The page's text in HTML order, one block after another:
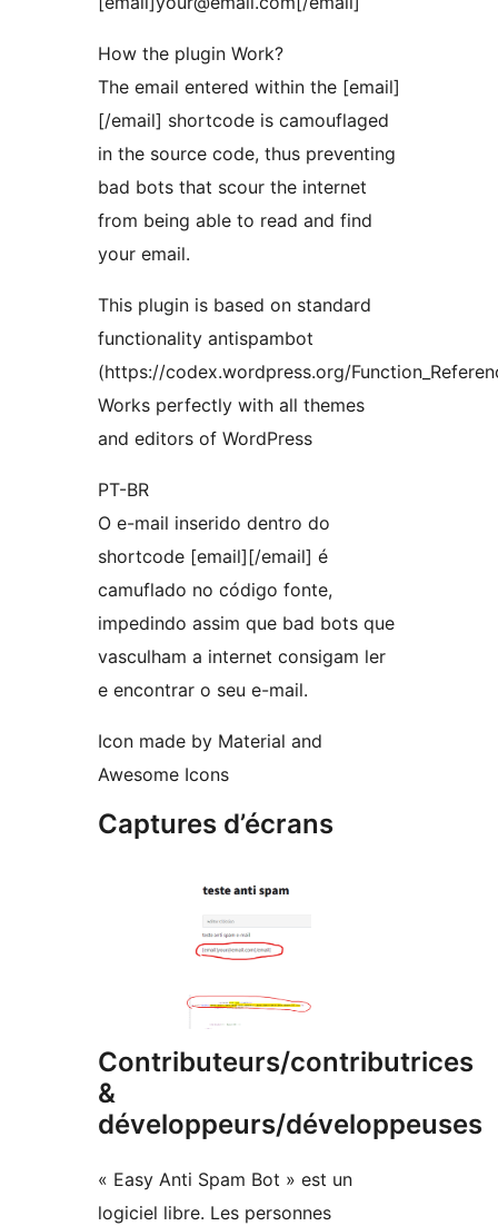
How the plugin Work?
The email entered within the [email]
[/email] shortcode is camouflaged
in the source code, thus preventing
bad bots that scour the internet
from being able to read and find
your email.
This plugin is based on standard
functionality antispambot
(https://codex.wordpress.org/
Works perfectly with all themes
and editors of WordPress
PT-BR
O e-mail inserido dentro do
shortcode [email][/email] é
camuflado no código fonte,
impedindo assim que bad bots que
vasculham a internet consigam ler
e encontrar o seu e-mail.
Icon made by Material and
Awesome Icons
Captures d’écrans
Contributeurs/contributrices
&
développeurs/développeuses
« Easy Anti Spam Bot » est un
logiciel libre. Les personnes